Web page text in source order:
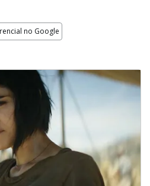
no Google